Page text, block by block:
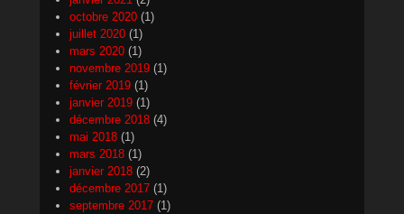
octobre 2020 (1)
juillet 2020 (1)
mars 2020 (1)
novembre 2019 (1)
février 2019 (1)
janvier 2019 (1)
décembre 2018 (4)
mai 2018 (1)
mars 2018 (1)
janvier 2018 (2)
décembre 2017 (1)
septembre 2017 (1)